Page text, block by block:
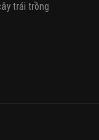
trái trồng